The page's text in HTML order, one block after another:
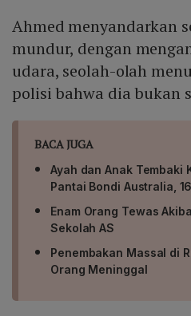
Ahmed menyandarkan
mundur, dengan
udara, seolah-olah
polisi bahwa dia bukan
BACA JUGA
Ayah dan Anak Tembaki
Pantai Bondi Australia,
Enam Orang Tewas
Sekolah AS
Penembakan Massal di
Orang Meninggal